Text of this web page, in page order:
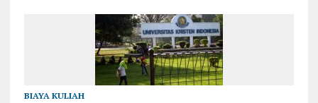
BIAYA KULIAH